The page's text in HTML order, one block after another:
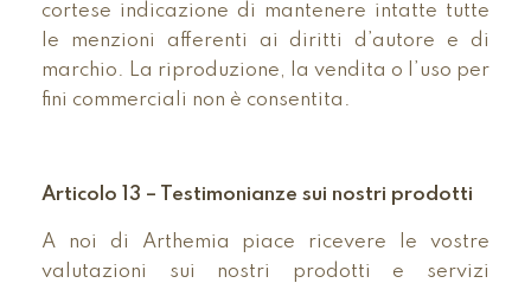
cortese indicazione di mantenere intatte tutte
le menzioni afferenti ai diritti d’autore e di
marchio. La riproduzione, la vendita o l’uso per
fini commerciali non è consentita.
Articolo 13 – Testimonianze sui nostri prodotti
A noi di Arthemia piace ricevere le vostre
valutazioni sui nostri prodotti e servizi